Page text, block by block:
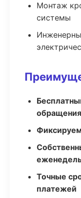
Монтаж
системы
обращения
Точные
платежей